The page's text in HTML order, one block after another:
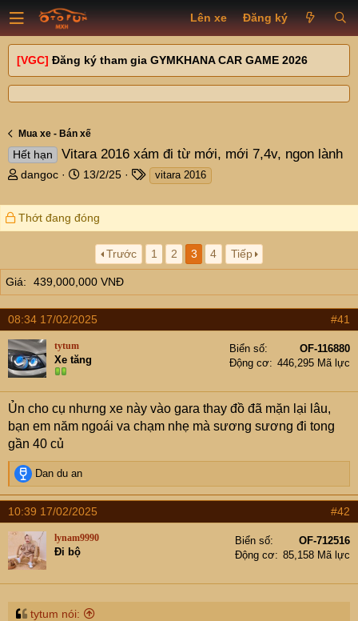
Lên xe Đăng ký
[VGC] Đăng ký tham gia GYMKHANA CAR GAME 2026
Mua xe - Bán xế
Hết hạn Vitara 2016 xám đi từ mới, mới 7,4v, ngon lành
T
r
e
a
t
a
r
t
e
r
dangoc
N
à
y
g
13/2/25
T
g
vitara 2016
Thớt đang đóng
Trước 1 2 3 4 Tiếp
Giá 439,000,000 VNĐ
08:34 17/02/2025 #41
tytum
Xe tăng
Biển số
OF-116880
Động cơ
446,295 Mã lực
Ủn cho cụ nhưng xe này vào gara thay đồ đã mặn lại lâu,
bạn em năm ngoái va chạm nhẹ mà sương sương đi tong
gần 40 củ
R
e
a
c
t
i
o
n
s
Dan du an
10:39 17/02/2025 #42
lynam9990
Đi bộ
Biển số
OF-712516
Động cơ
85,158 Mã lực
tytum nói: